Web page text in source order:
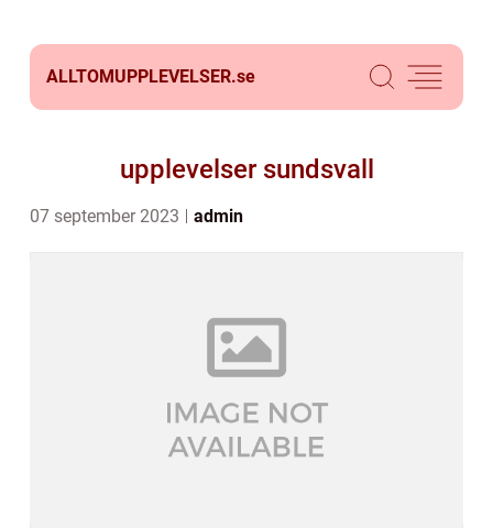
ALLTOMUPPLEVELSER.se
upplevelser sundsvall
07 september 2023 admin